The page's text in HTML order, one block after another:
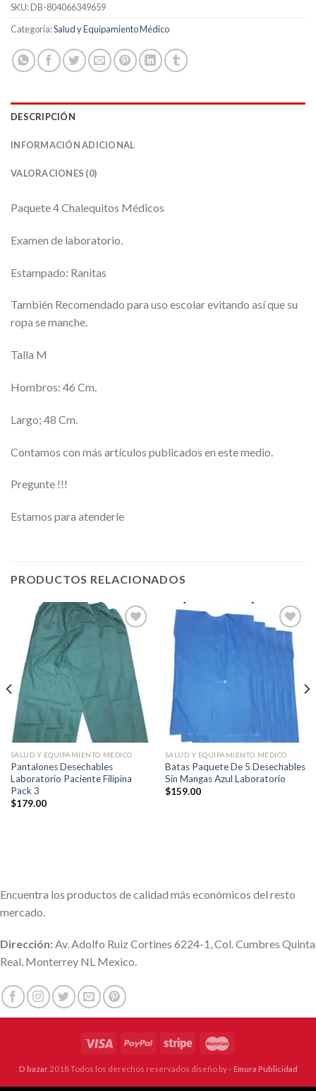
SKU:DB-804066349659
Categoría:Salud y Equipamiento Médico
DESCRIPCIÓN
INFORMACIÓN ADICIONAL
VALORACIONES (0)
Paquete 4 Chalequitos Médicos
Examen de laboratorio.
Estampado: Ranitas
También Recomendado para uso escolar evitando así que su
ropa se manche.
Talla M
Hombros: 46 Cm.
Largo; 48 Cm.
Contamos con más artículos publicados en este medio.
Pregunte !!!
Estamos para atenderle
PRODUCTOS RELACIONADOS
Añadir
a la
lista de
deseos
SALUD Y EQUIPAMIENTO MÉDICO
Pantalones Desechables
Laboratorio Paciente Filipina
Pack 3
$179.00
lista de
deseos
SALUD Y EQUIPAMIENTO MÉDICO
Batas Paquete De 5 Desechables
Sin Mangas Azul Laboratorio
$159.00
Encuentra los productos de calidad más económicos del resto
mercado.
Dirección:Av. Adolfo Ruiz Cortines 6224-1, Col. Cumbres Quinta
Real, Monterrey NL Mexico.
D bazar 2018 Todos los derechos reservados diseño by - Emura Publicidad